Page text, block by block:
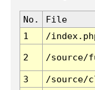
No. File
1
/
2 /source/
3 /source/